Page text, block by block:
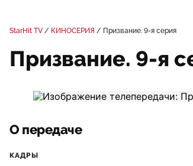
StarHit TV КИНОСЕРИЯ Призвание. 9-я серия
Призвание. 9-я
О передаче
КАДРЫ